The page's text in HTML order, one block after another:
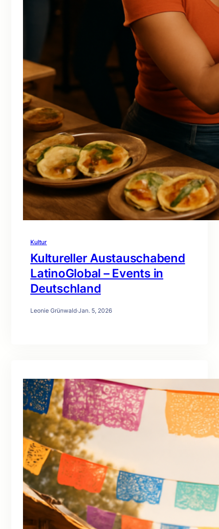
Kultur
Kultureller Austauschabend
LatinoGlobal – Events in
Deutschland
Leonie Grünwald·Jan. 5, 2026